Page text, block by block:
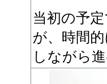
当初の予
が、時間
しながら